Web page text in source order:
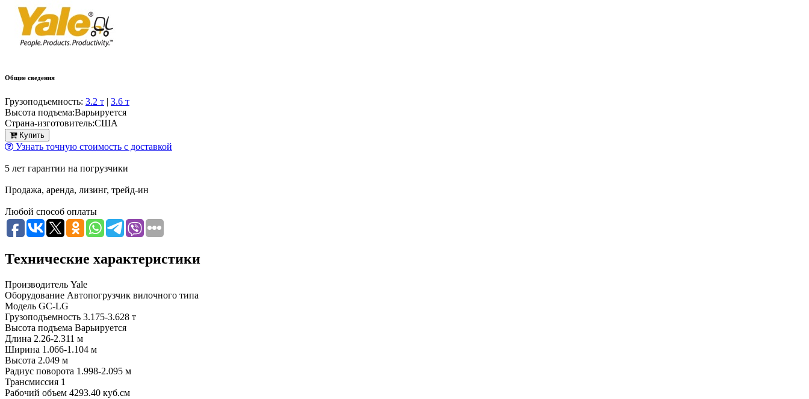
Общие сведения
Грузоподъемность: 3.2 т | 3.6 т
Высота подъема:Варьируется
Страна-изготовитель:США
Купить
Узнать точную стоимость с доставкой
5 лет гарантии на погрузчики
Продажа, аренда, лизинг, трейд-ин
Любой способ оплаты
Технические характеристики
Производитель Yale
Оборудование Автопогрузчик вилочного типа
Модель GC-LG
Грузоподъемность 3.175-3.628 т
Высота подъема Варьируется
Длина 2.26-2.311 м
Ширина 1.066-1.104 м
Высота 2.049 м
Радиус поворота 1.998-2.095 м
Трансмиссия 1
Рабочий объем 4293.40 куб.см